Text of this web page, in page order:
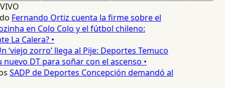
VIVO
Fernando Ortiz cuenta la firme sobre el
en Colo Colo y el fútbol chileno:
La Calera? •
‘viejo zorro’ llega al Pije: Deportes Temuco
DT para soñar con el ascenso •
SADP de Deportes Concepción demandó al